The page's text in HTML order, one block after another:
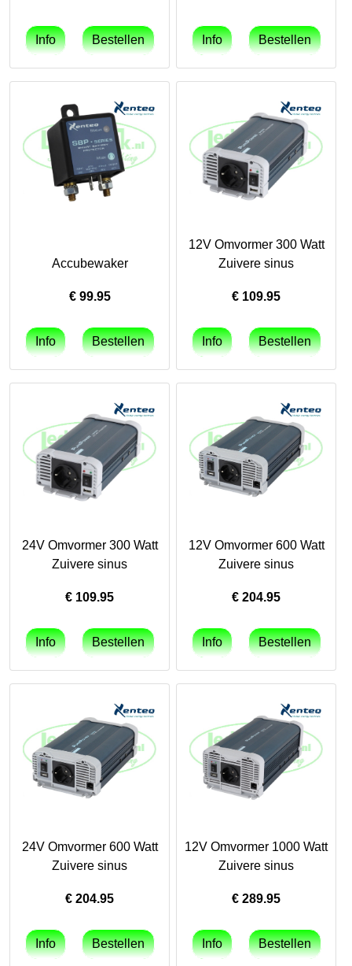
Accubewaker
€ 99.95
12V Omvormer 300 Watt
Zuivere sinus
€ 109.95
24V Omvormer 300 Watt
Zuivere sinus
€ 109.95
12V Omvormer 600 Watt
Zuivere sinus
€ 204.95
24V Omvormer 600 Watt
Zuivere sinus
€ 204.95
12V Omvormer 1000 Watt
Zuivere sinus
€ 289.95